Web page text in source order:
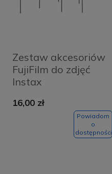
Zestaw akcesoriów
FujiFilm do zdjęć
Instax
16,00 zł
Powiadom
o
dostępności